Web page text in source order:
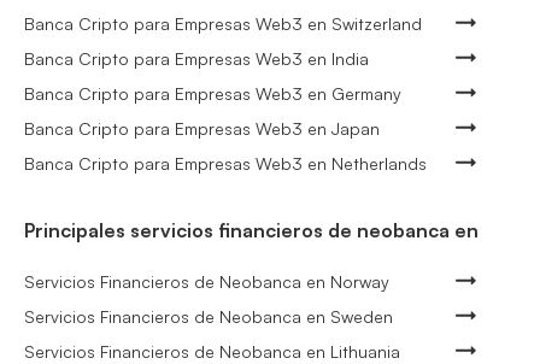
Banca Cripto para Empresas Web3 en Switzerland
Banca Cripto para Empresas Web3 en India
Banca Cripto para Empresas Web3 en Germany
Banca Cripto para Empresas Web3 en Japan
Banca Cripto para Empresas Web3 en Netherlands
Principales servicios financieros de neobanca en
Servicios Financieros de Neobanca en Norway
Servicios Financieros de Neobanca en Sweden
Servicios Financieros de Neobanca en Lithuania